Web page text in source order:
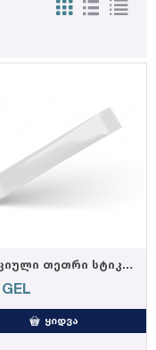
პორციული თეთრი სტიკი შაქარი 5 გრ.
GEL
ᲧᲘᲓᲕᲐ